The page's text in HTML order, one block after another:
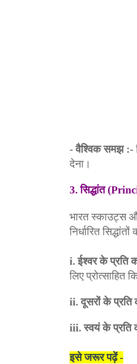
- वैश्विक समझ :-
देना।
3. सिद्धांत
भारत स्काउट्स
निर्धारित
i. ईश्वर के प्रति
लिए प्रोत्साहित
ii. दूसरों के प्रति
iii. स्वयं के प्रति
इसे जरूर पढ़ें -